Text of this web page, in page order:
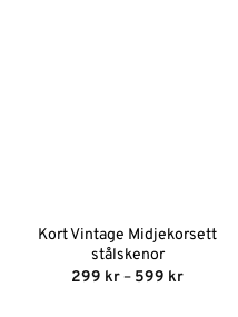
Kort Vintage Midjekorsett
stålskenor
299 kr– 599 kr